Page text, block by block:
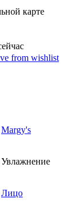
карте
from wishlist
Margy's
Увлажнение
Лицо